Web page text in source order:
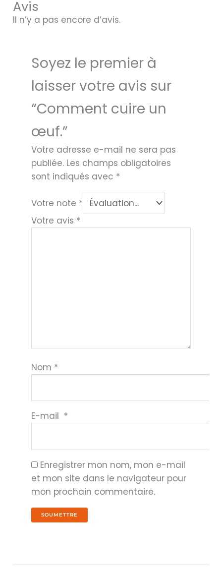
Avis
Il n’y a pas encore d’avis.
Soyez le premier à
laisser votre avis sur
“Comment cuire un
œuf.”
Votre adresse e-mail ne sera pas
publiée. Les champs obligatoires
sont indiqués avec *
Votre note *
Votre avis *
Nom *
E-mail *
Enregistrer mon nom, mon e-mail
et mon site dans le navigateur pour
mon prochain commentaire.